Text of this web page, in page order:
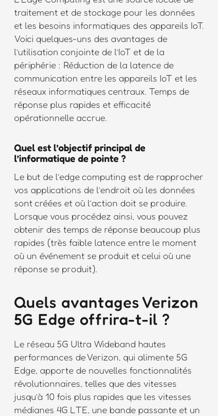
traitement et de stockage pour les données
et les besoins informatiques des appareils IoT.
Voici quelques-uns des avantages de
l’utilisation conjointe de l’IoT et de la
périphérie : Réduction de la latence de
communication entre les appareils IoT et les
réseaux informatiques centraux. Temps de
réponse plus rapides et efficacité
opérationnelle accrue.
Quel est l’objectif principal de
l’informatique de pointe ?
Le but de l’edge computing est de rapprocher
vos applications de l’endroit où les données
sont créées et où l’action doit se produire.
Lorsque vous procédez ainsi, vous pouvez
obtenir des temps de réponse beaucoup plus
rapides (très faible latence entre le moment
où un événement se produit et celui où une
réponse se produit).
Quels avantages Verizon
5G Edge offrira-t-il ?
Le réseau 5G Ultra Wideband hautes
performances de Verizon, qui alimente 5G
Edge, apporte de nouvelles fonctionnalités
révolutionnaires, telles que des vitesses
jusqu’à 10 fois plus rapides que les vitesses
médianes 4G LTE, une bande passante et un